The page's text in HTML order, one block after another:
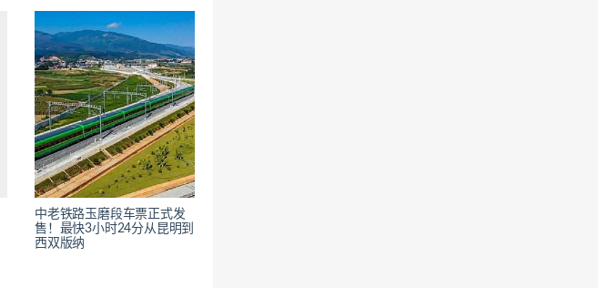
中老铁路玉磨段车票正式发
售！最快3小时24分从昆明到
西双版纳